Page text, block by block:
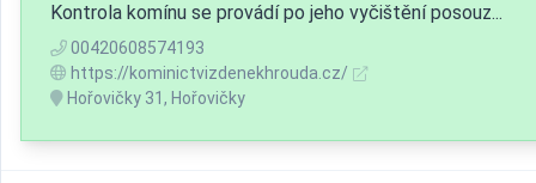
Kontrola komínu se provádí po jeho vyčištění posouz...
00420608574193
https://kominictvizdenekhrouda.cz/
Hořovičky 31, Hořovičky